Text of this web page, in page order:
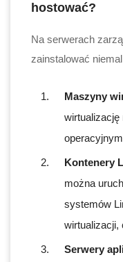
hostować?
Na serwerach
zainstalować
Maszyny
Kontenery
można
systemów
wirtualizacji,
Serwery